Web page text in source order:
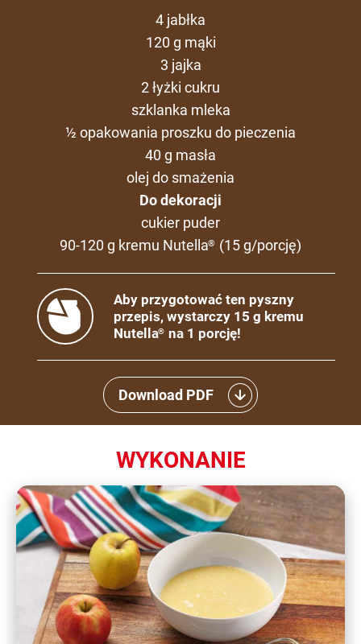
4 jabłka
120 g mąki
3 jajka
2 łyżki cukru
szklanka mleka
½ opakowania proszku do pieczenia
40 g masła
olej do smażenia
Do dekoracji
cukier puder
90-120 g kremu Nutella® (15 g/porcję)
Aby przygotować ten pyszny
przepis, wystarczy 15 g kremu
Nutella® na 1 porcję!
Download PDF
WYKONANIE